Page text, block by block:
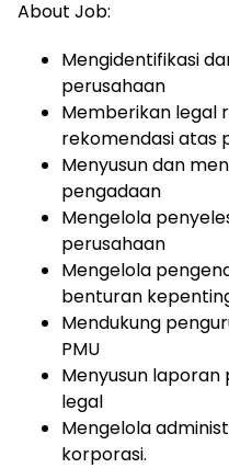
About Job:
Mengidentifikasi
perusahaan
Memberikan legal
rekomendasi atas
Menyusun dan
pengadaan
Mengelola
perusahaan
Mengelola
benturan
Mendukung
PMU
Menyusun
legal
Mengelola
korporasi.